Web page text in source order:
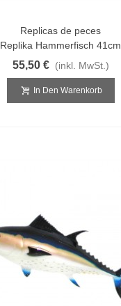
Replicas de peces
Replika Hammerfisch 41cm
55,50 € (inkl. MwSt.)
In Den Warenkorb